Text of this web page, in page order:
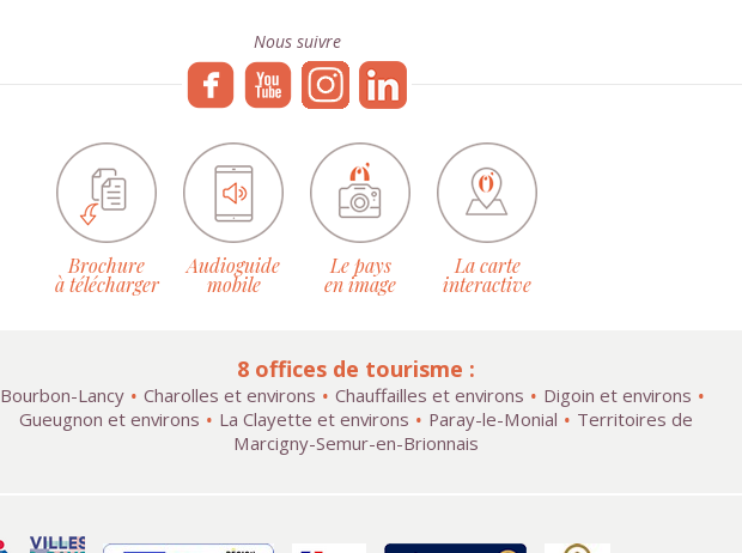
Nous suivre
Brochure
à télécharger
Audioguide
mobile
Le pays
en image
La carte
interactive
8 offices de tourisme :
Bourbon-Lancy Charolles et environs Chauffailles et environs
Digoin et environs
Gueugnon et environs
La Clayette et environs Paray-le-Monial
Territoires de
Marcigny-Semur-en-Brionnais